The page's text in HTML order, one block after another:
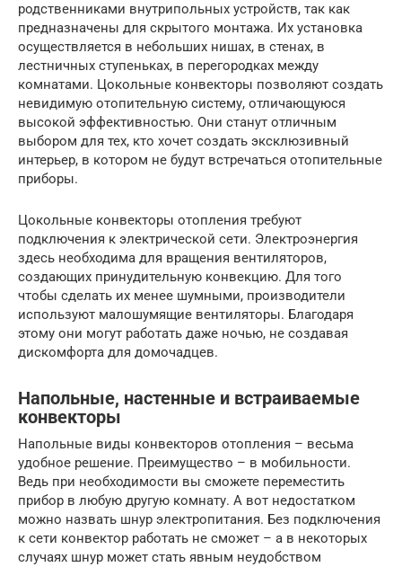
родственниками внутрипольных устройств, так как
предназначены для скрытого монтажа. Их установка
осуществляется в небольших нишах, в стенах, в
лестничных ступеньках, в перегородках между
комнатами. Цокольные конвекторы позволяют создать
невидимую отопительную систему, отличающуюся
высокой эффективностью. Они станут отличным
выбором для тех, кто хочет создать эксклюзивный
интерьер, в котором не будут встречаться отопительные
приборы.
Цокольные конвекторы отопления требуют
подключения к электрической сети. Электроэнергия
здесь необходима для вращения вентиляторов,
создающих принудительную конвекцию. Для того
чтобы сделать их менее шумными, производители
используют малошумящие вентиляторы. Благодаря
этому они могут работать даже ночью, не создавая
дискомфорта для домочадцев.
Напольные, настенные и встраиваемые
конвекторы
Напольные виды конвекторов отопления – весьма
удобное решение. Преимущество – в мобильности.
Ведь при необходимости вы сможете переместить
прибор в любую другую комнату. А вот недостатком
можно назвать шнур электропитания. Без подключения
к сети конвектор работать не сможет – а в некоторых
случаях шнур может стать явным неудобством